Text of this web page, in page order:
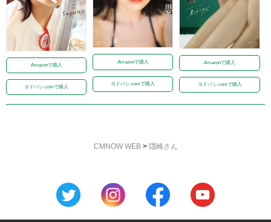
Amazonで購入
ヨドバシ.comで購入
Amazonで購入
ヨドバシ.comで購入
Amazonで購入
ヨドバシ.comで購入
CMNOW WEB> 隠崎さん